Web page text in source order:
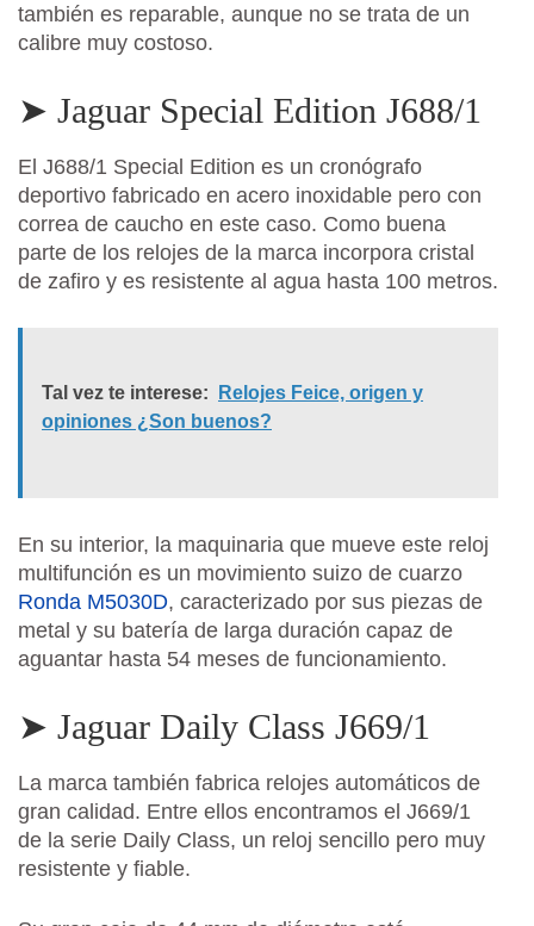
también es reparable, aunque no se trata de un
calibre muy costoso.
➤ Jaguar Special Edition J688/1
El J688/1 Special Edition es un cronógrafo
deportivo fabricado en acero inoxidable pero con
correa de caucho en este caso. Como buena
parte de los relojes de la marca incorpora cristal
de zafiro y es resistente al agua hasta 100 metros.
Tal vez te interese:
Relojes Feice, origen y
opiniones ¿Son buenos?
En su interior, la maquinaria que mueve este reloj
multifunción es un movimiento suizo de cuarzo
Ronda M5030D, caracterizado por sus piezas de
metal y su batería de larga duración capaz de
aguantar hasta 54 meses de funcionamiento.
➤ Jaguar Daily Class J669/1
La marca también fabrica relojes automáticos de
gran calidad. Entre ellos encontramos el J669/1
de la serie Daily Class, un reloj sencillo pero muy
resistente y fiable.